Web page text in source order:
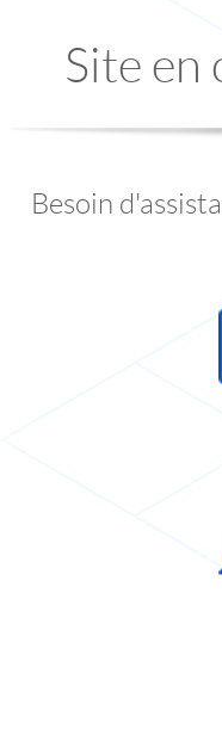
Site en
Besoin